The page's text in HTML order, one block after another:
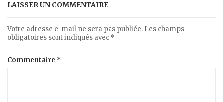
LAISSER UN COMMENTAIRE
Votre adresse e-mail ne sera pas publiée. Les champs
obligatoires sont indiqués avec *
Commentaire *